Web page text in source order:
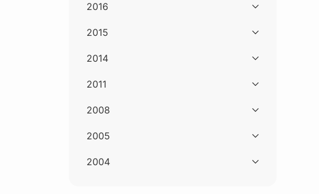
2016
2015
2014
2011
2008
2005
2004